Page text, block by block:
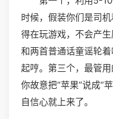
时候，假装你们是司
得在玩游戏，不会产
和两首普通话童谣轮
起哼。第三个，最管
你故意把“苹果”说成“
自信心就上来了。